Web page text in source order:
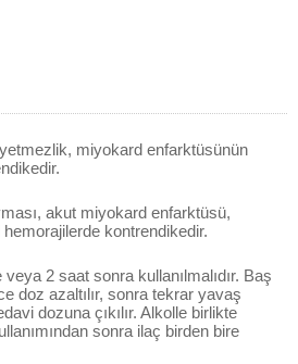
miyokard enfarktüsünün
akut miyokard enfarktüsü,
kontrendikedir.
2 saat sonra kullanılmalıdır. Baş
doz azaltılır, sonra tekrar yavaş
dozuna çıkılır. Alkolle birlikte
sonra ilaç birden bire